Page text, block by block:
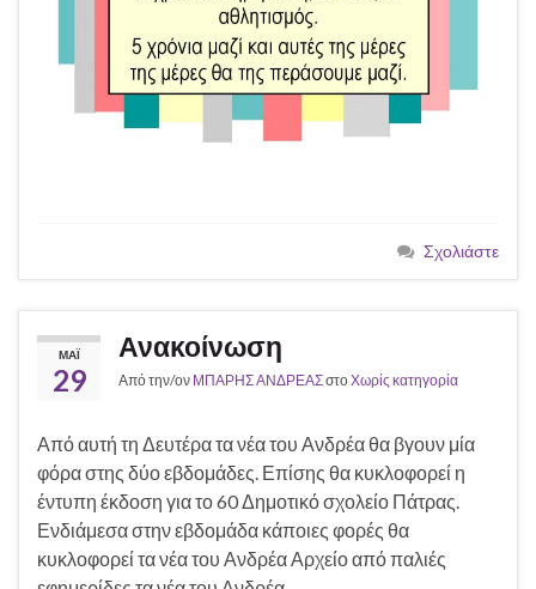
Σχολιάστε
ΜΆΙ
29
Ανακοίνωση
Από την/ον ΜΠΑΡΗΣ ΑΝΔΡΕΑΣστοΧωρίς κατηγορία
Από αυτή τη Δευτέρα τα νέα του Ανδρέα θα βγουν μία
φόρα στης δύο εβδομάδες. Επίσης θα κυκλοφορεί η
έντυπη έκδοση για το 60 Δημοτικό σχολείο Πάτρας.
Ενδιάμεσα στην εβδομάδα κάποιες φορές θα
κυκλοφορεί τα νέα του Ανδρέα Αρχείο από παλιές